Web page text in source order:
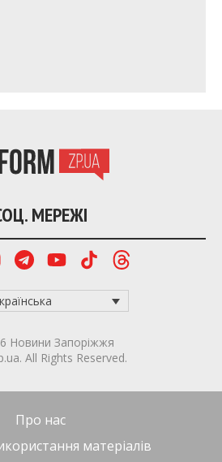
МЕРЕЖІ
Новини Запоріжжя
All Rights Reserved.
Про нас
матеріалів